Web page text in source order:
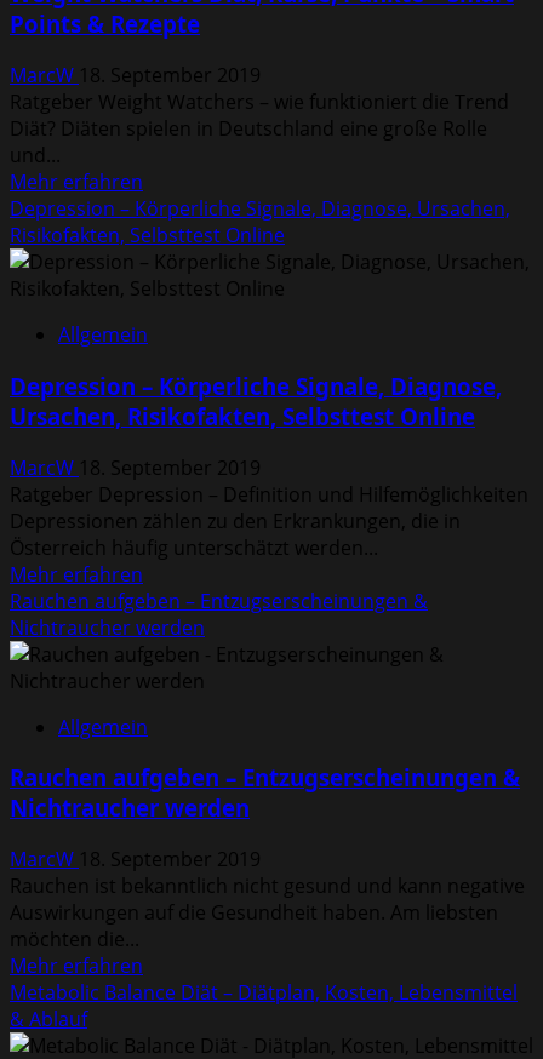
Points & Rezepte
MarcW 18. September 2019
Ratgeber Weight Watchers – wie funktioniert die Trend
Diät? Diäten spielen in Deutschland eine große Rolle
und...
Mehr erfahren
Informationen
über
Weight
Watchers
Kurse,
–
Smart
&
Rezepte
Depression – Körperliche Signale, Diagnose, Ursachen,
Risikofakten, Selbsttest Online
Allgemein
Depression – Körperliche Signale, Diagnose,
Ursachen, Risikofakten, Selbsttest Online
MarcW 18. September 2019
Ratgeber Depression – Definition und Hilfemöglichkeiten
Depressionen zählen zu den Erkrankungen, die in
Österreich häufig unterschätzt werden...
Mehr erfahren
Informationen
über
Depression
–
Signale,
Ursachen,
Risikofakten,
Online
Rauchen aufgeben – Entzugserscheinungen &
Nichtraucher werden
Allgemein
Rauchen aufgeben – Entzugserscheinungen &
Nichtraucher werden
MarcW 18. September 2019
Rauchen ist bekanntlich nicht gesund und kann negative
Auswirkungen auf die Gesundheit haben. Am liebsten
möchten die...
Mehr erfahren
Informationen
Rauchen
Metabolic Balance Diät – Diätplan, Kosten, Lebensmittel
& Ablauf